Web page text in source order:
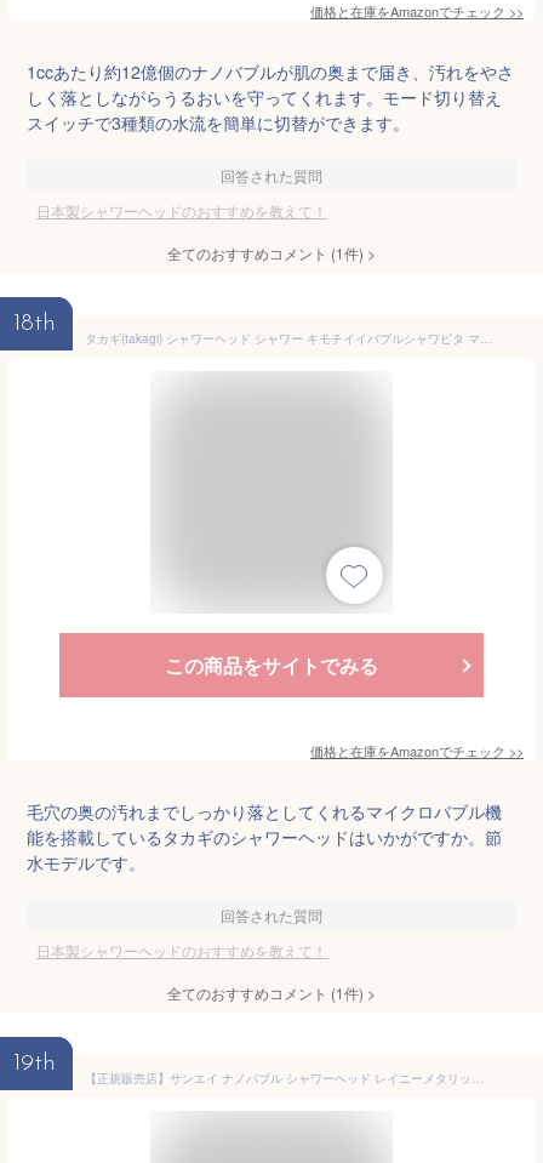
価格と在庫をAmazonでチェック >>
1ccあたり約12億個のナノバブルが肌の奥まで届き、汚れをやさ
しく落としながらうるおいを守ってくれます。モード切り替え
スイッチで3種類の水流を簡単に切替ができます。
回答された質問
日本製シャワーヘッドのおすすめを教えて！
全てのおすすめコメント (1件) >
18th
タカギ(takagi) シャワーヘッド シャワー キモチイイバブルシャワピタ マイクロバブル 節水 JSB023BW ホワイト
この商品をサイトでみる
価格と在庫をAmazonでチェック >>
毛穴の奥の汚れまでしっかり落としてくれるマイクロバブル機
能を搭載しているタカギのシャワーヘッドはいかがですか。節
水モデルです。
回答された質問
日本製シャワーヘッドのおすすめを教えて！
全てのおすすめコメント (1件) >
19th
【正規販売店】サンエイ ナノバブル シャワーヘッド レイニーメタリック NS3036 NS3136 正規品 ウルトラファインバブルシャワー マイクロバブル マイクロナノバブル 節水 手元ストップ 日本製 RAINY UFB おしゃれ 三栄水栓 SANEI プレゼント